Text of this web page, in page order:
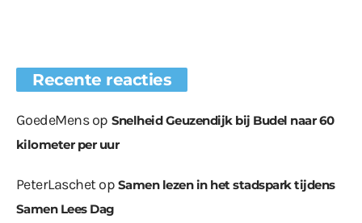
Recente reacties
GoedeMensop Snelheid Geuzendijk bij Budel naar 60
kilometer per uur
PeterLaschetop Samen lezen in het stadspark tijdens
Samen Lees Dag